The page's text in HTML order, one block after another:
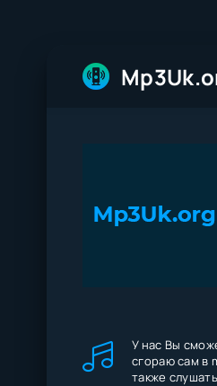
У нас Вы
сгораю сам в
также